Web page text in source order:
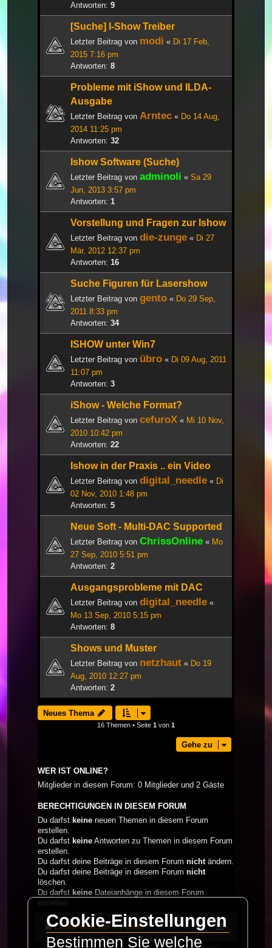
Antworten: 9
[Suche] I-Show Treiber
Letzter Beitrag von modi « Di 17 Feb,
2015 7:16 pm
Antworten: 8
Probleme mit iShow und ILDA-
Ausgabe
Letzter Beitrag von Arntec « Do 14 Aug,
2014 11:25 pm
Antworten: 32
Ishow Software (Suche)
Letzter Beitrag von adminoli « Sa 29
Jun, 2013 3:57 pm
Antworten: 1
Vorstellung und Fragen zur Ishow
Letzter Beitrag von die-zunge « Di 27
Mär, 2012 12:37 pm
Antworten: 16
Suche Figuren für Lasershow
Letzter Beitrag von gento « Do 29 Sep,
2011 8:33 pm
Antworten: 34
ISHOW unter Win7
Letzter Beitrag von übro « Di 09 Aug, 2011
11:07 pm
Antworten: 3
iShow - Welche Format?
Letzter Beitrag von cefuroX « Mi 10 Nov,
2010 10:42 pm
Antworten: 22
Ishow in der Praxis .. ein Video
Letzter Beitrag von digital_needle « Di
02 Nov, 2010 1:48 pm
Antworten: 5
Neue Soft - Multi-DAC Supported
Letzter Beitrag von ChrissOnline « Mo
27 Sep, 2010 5:51 pm
Antworten: 2
Ausgangsprobleme mit DAC
Letzter Beitrag von digital_needle «
Mo 13 Sep, 2010 5:15 pm
Antworten: 8
Shows und Muster
Letzter Beitrag von netzhaut « Do 19
Aug, 2010 12:27 pm
Antworten: 2
Neues Thema
16 Themen • Seite 1 von 1
Gehe zu
WER IST ONLINE?
Mitglieder in diesem Forum: 0 Mitglieder und 2 Gäste
BERECHTIGUNGEN IN DIESEM FORUM
Du darfst keine neuen Themen in diesem Forum
erstellen.
Du darfst keine Antworten zu Themen in diesem Forum
erstellen.
Du darfst deine Beiträge in diesem Forum nichtändern.
Du darfst deine Beiträge in diesem Forum nicht
löschen.
Du darfst keine Dateianhänge in diesem Forum
erstellen.
LaserFreak.net Forum
Cookie-Einstellungen
Bestimmen Sie welche